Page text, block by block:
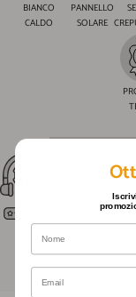
BIANCO
CALDO
PANNELLO
SOLARE
Nome
Email